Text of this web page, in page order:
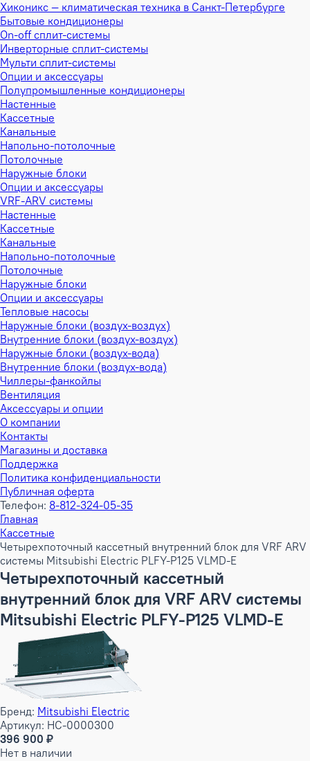
Хиконикс — климатическая техника в Санкт-Петербурге
Бытовые кондиционеры
On-off сплит-системы
Инверторные сплит-системы
Мульти сплит-системы
Опции и аксессуары
Полупромышленные кондиционеры
Настенные
Кассетные
Канальные
Напольно-потолочные
Потолочные
Наружные блоки
Опции и аксессуары
VRF-ARV системы
Настенные
Кассетные
Канальные
Напольно-потолочные
Потолочные
Наружные блоки
Опции и аксессуары
Тепловые насосы
Наружные блоки (воздух-воздух)
Внутренние блоки (воздух-воздух)
Наружные блоки (воздух-вода)
Внутренние блоки (воздух-вода)
Чиллеры-фанкойлы
Вентиляция
Аксессуары и опции
О компании
Контакты
Магазины и доставка
Поддержка
Политика конфиденциальности
Публичная оферта
Телефон: 8-812-324-05-35
Главная
Кассетные
Четырехпоточный кассетный внутренний блок для VRF ARV
системы Mitsubishi Electric PLFY-P125 VLMD-E
Четырехпоточный кассетный
внутренний блок для VRF ARV системы
Mitsubishi Electric PLFY-P125 VLMD-E
Бренд: Mitsubishi Electric
Артикул: НС-0000300
396 900 ₽
Нет в наличии